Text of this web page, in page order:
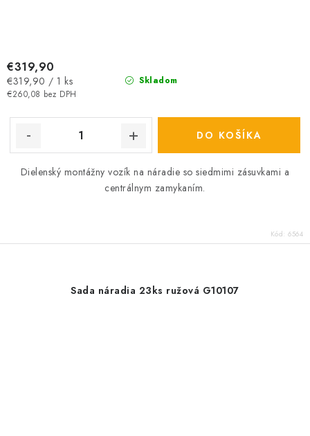
Skladom
€260,08 bez DPH
€319,90
Jednotková
cena:
€319,90 / 1 ks
DO KOŠÍKA
Dielenský montážny vozík na náradie sosiedmimi zásuvkami a
centrálnym zamykaním.
Kód: 6564
Sada náradia 23ks ružová G10107